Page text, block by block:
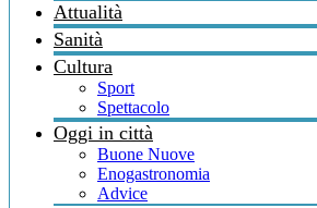
Attualità
Sanità
Cultura
Sport
Spettacolo
Oggi in città
Buone Nuove
Enogastronomia
Advice